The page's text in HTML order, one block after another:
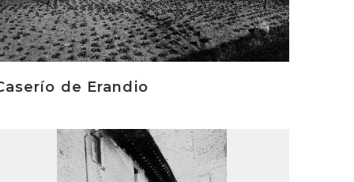
de Erandio